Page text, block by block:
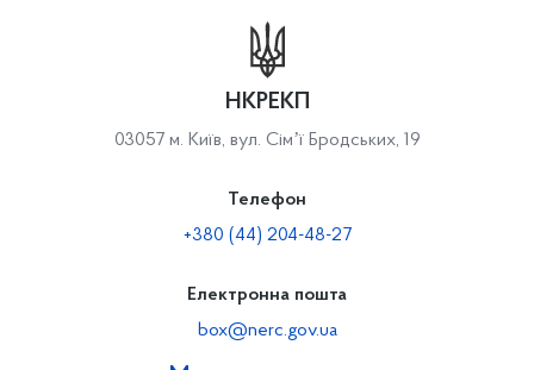
НКРЕКП
03057 м. Київ, вул. Сімʼї Бродських, 19
Телефон
+380 (44) 204-48-27
Електронна пошта
box@nerc.gov.ua